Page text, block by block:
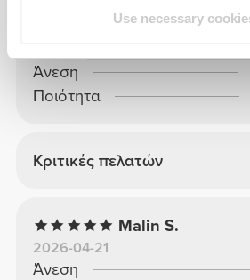
Use necessary
Άνεση
Ποιότητα
Κριτικές πελατών
Malin S.
2026-04-21
Άνεση